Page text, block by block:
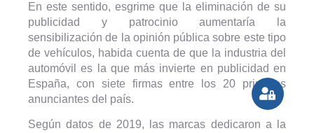
En este sentido, esgrime que la eliminación de su
publicidad y patrocinio aumentaría la
sensibilización de la opinión pública sobre este tipo
de vehículos, habida cuenta de que la industria del
automóvil es la que más invierte en publicidad en
España, con siete firmas entre los 20 primeros
anunciantes del país.
Según datos de 2019, las marcas dedicaron a la